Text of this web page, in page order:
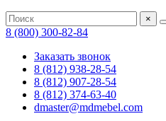
×
8 (800) 300-82-84
Заказать звонок
8 (812) 938-28-54
8 (812) 907-28-54
8 (812) 374-63-40
dmaster@mdmebel.com